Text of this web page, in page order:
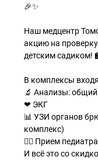
🎉✨
Наш медцентр
акцию на
детским садиком!
В комплексы
🔬 Анализы:
❤ ЭКГ
📊 УЗИ органов
комплекс)
👩‍⚕ Прием
И всё это со